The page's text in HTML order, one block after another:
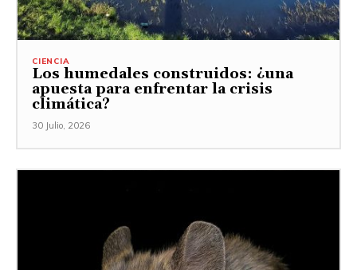
CIENCIA
Los humedales construidos: ¿una
apuesta para enfrentar la crisis
climática?
30 Julio, 2026